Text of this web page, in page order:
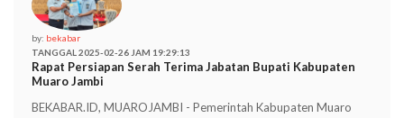
by: bekabar
TANGGAL 2025-02-26 JAM 19:29:13
Rapat Persiapan Serah Terima Jabatan Bupati Kabupaten
Muaro Jambi
BEKABAR.ID, MUAROJAMBI - Pemerintah Kabupaten Muaro